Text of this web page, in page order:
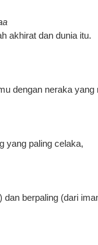
akhirat dan dunia itu.
dengan neraka yang
yang paling celaka,
berpaling (dari